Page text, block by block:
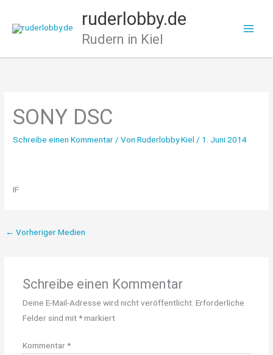
Inhalt
ruderlobby.de
Rudern in Kiel
SONY DSC
Schreibe einen Kommentar / VonRuderlobby Kiel / 1. Juni 2014
IF
← Vorheriger Medien
Schreibe einen Kommentar
Deine E-Mail-Adresse wird nicht veröffentlicht. Erforderliche
Felder sind mit*markiert
Kommentar*